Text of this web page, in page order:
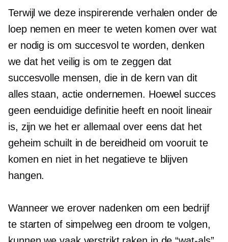
Terwijl we deze inspirerende verhalen onder de
loep nemen en meer te weten komen over wat
er nodig is om succesvol te worden, denken
we dat het veilig is om te zeggen dat
succesvolle mensen, die in de kern van dit
alles staan, actie ondernemen. Hoewel succes
geen eenduidige definitie heeft en nooit lineair
is, zijn we het er allemaal over eens dat het
geheim schuilt in de bereidheid om vooruit te
komen en niet in het negatieve te blijven
hangen.
Wanneer we erover nadenken om een ​​bedrijf
te starten of simpelweg een droom te volgen,